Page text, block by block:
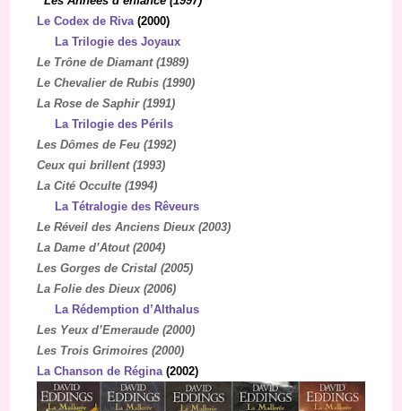
Le Codex de Riva (2000)
La Trilogie des Joyaux
Le Trône de Diamant (1989)
Le Chevalier de Rubis (1990)
La Rose de Saphir (1991)
La Trilogie des Périls
Les Dômes de Feu (1992)
Ceux qui brillent (1993)
La Cité Occulte (1994)
La Tétralogie des Rêveurs
Le Réveil des Anciens Dieux (2003)
La Dame d’Atout (2004)
Les Gorges de Cristal (2005)
La Folie des Dieux (2006)
La Rédemption d’Althalus
Les Yeux d’Emeraude (2000)
Les Trois Grimoires (2000)
La Chanson de Régina (2002)